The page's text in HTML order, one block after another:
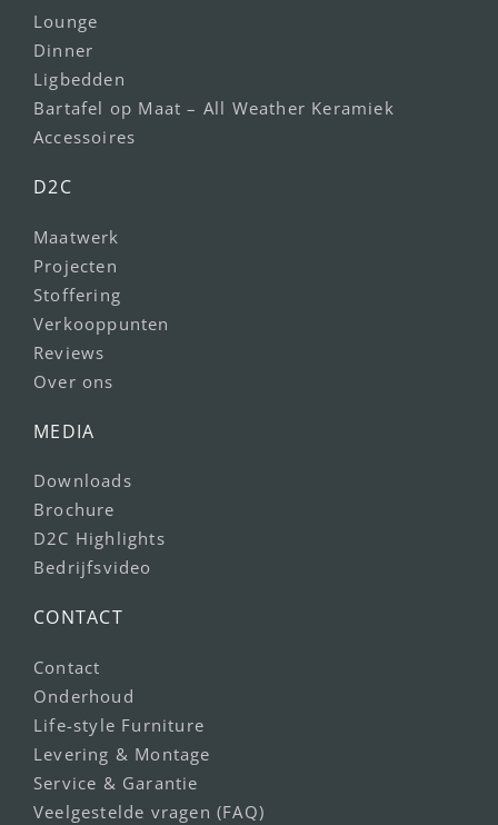
Lounge
Dinner
Ligbedden
Bartafel op Maat – All Weather Keramiek
Accessoires
D2C
Maatwerk
Projecten
Stoffering
Verkooppunten
Reviews
Over ons
MEDIA
Downloads
Brochure
D2C Highlights
Bedrijfsvideo
CONTACT
Contact
Onderhoud
Life-style Furniture
Levering & Montage
Service & Garantie
Veelgestelde vragen (FAQ)